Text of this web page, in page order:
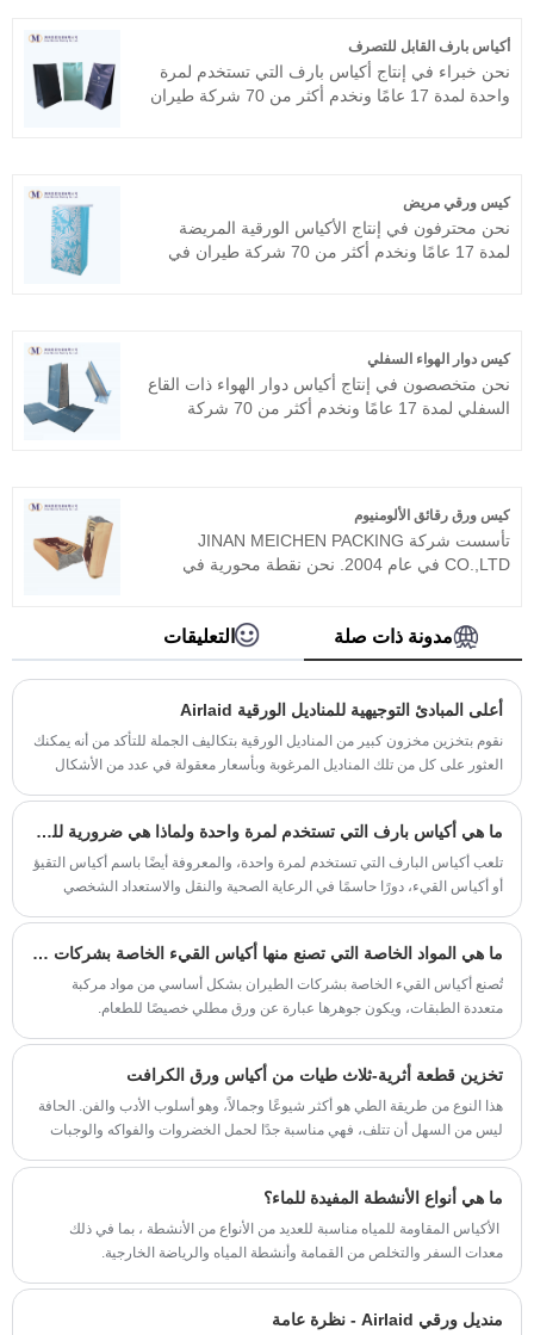
لفترة طويلة.
أكياس بارف القابل للتصرف
نحن خبراء في إنتاج أكياس بارف التي تستخدم لمرة
واحدة لمدة 17 عامًا ونخدم أكثر من 70 شركة طيران
كيس ورقي مريض
نحن محترفون في إنتاج الأكياس الورقية المريضة
لمدة 17 عامًا ونخدم أكثر من 70 شركة طيران في
كيس دوار الهواء السفلي
نحن متخصصون في إنتاج أكياس دوار الهواء ذات القاع
السفلي لمدة 17 عامًا ونخدم أكثر من 70 شركة
الجوية، إلخ. نحن نسعى للحصول على منتجات عالية
الجودة، رضا العملاء هو أكبر متعة لنا.
كيس ورق رقائق الألومنيوم
تأسست شركة JINAN MEICHEN PACKING
CO.,LTD في عام 2004. نحن نقطة محورية في
الهدايا، والأكياس الورقية، وما إلى ذلك. نحن ننتج سلعًا
عالية الجودة ونوفر خدمة النقل المناسبة للعديد من
الشركات في جميع أنحاء العالم ونحافظ على أعلى
مستوى من التشغيل معهم لسنوات عديدة.
مدونة ذات صلة التعليقات
أعلى المبادئ التوجيهية للمناديل الورقية Airlaid
نقوم بتخزين مخزون كبير من المناديل الورقية بتكاليف الجملة للتأكد من أنه يمكنك
العثور على كل من تلك المناديل المرغوبة وبأسعار معقولة في عدد من الأشكال
ما هي أكياس بارف التي تستخدم لمرة واحدة ولماذا هي ضرورية للسفر والاستخدام الطبي
تلعب أكياس البارف التي تستخدم لمرة واحدة، والمعروفة أيضًا باسم أكياس التقيؤ
أو أكياس القيء، دورًا حاسمًا في الرعاية الصحية والنقل والاستعداد الشخصي
والطائرات وحتى المركبات العائلية. يستكشف هذا الدليل الشامل ماهية أكياس
البارف التي تستخدم لمرة واحدة، وكيفية عملها، وتطبيقاتها الرئيسية، وأنواع
المواد، والاعتبارات البيئية، وكيفية اختيار الحل المناسب لسيناريوهات مختلفة.
لمرة واحدة.
ما هي المواد الخاصة التي تصنع منها أكياس القيء الخاصة بشركات الطيران؟
تُصنع أكياس القيء الخاصة بشركات الطيران بشكل أساسي من مواد مركبة
متعددة الطبقات، ويكون جوهرها عبارة عن ورق مطلي خصيصًا للطعام.
تخزين قطعة أثرية-ثلاث طيات من أكياس ورق الكرافت
هذا النوع من طريقة الطي هو أكثر شيوعًا وجمالاً، وهو أسلوب الأدب والفن. الحافة
ليس من السهل أن تتلف، فهي مناسبة جدًا لحمل الخضروات والفواكه والوجبات
ما هي أنواع الأنشطة المفيدة للماء؟
‌ الأكياس المقاومة للمياه مناسبة للعديد من الأنواع من الأنشطة ، بما في ذلك
معدات السفر والتخلص من القمامة وأنشطة المياه والرياضة الخارجية.
منديل ورقي Airlaid - نظرة عامة